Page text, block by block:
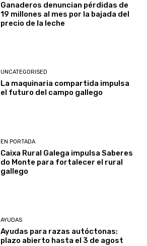
Ganaderos denuncian pérdidas de
19 millones al mes por la bajada del
precio de la leche
UNCATEGORISED
La maquinaria compartida impulsa
el futuro del campo gallego
EN PORTADA
Caixa Rural Galega impulsa Saberes
do Monte para fortalecer el rural
gallego
AYUDAS
Ayudas para razas autóctonas:
plazo abierto hasta el 3 de agost